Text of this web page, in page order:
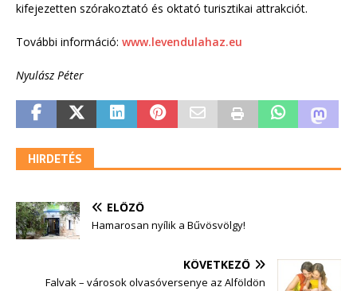
kifejezetten szórakoztató és oktató turisztikai attrakciót.
További információ: www.levendulahaz.eu
Nyulász Péter
HIRDETÉS
ELŐZŐ
Hamarosan nyílik a Bűvösvölgy!
KÖVETKEZŐ
Falvak – városok olvasóversenye az Alföldön